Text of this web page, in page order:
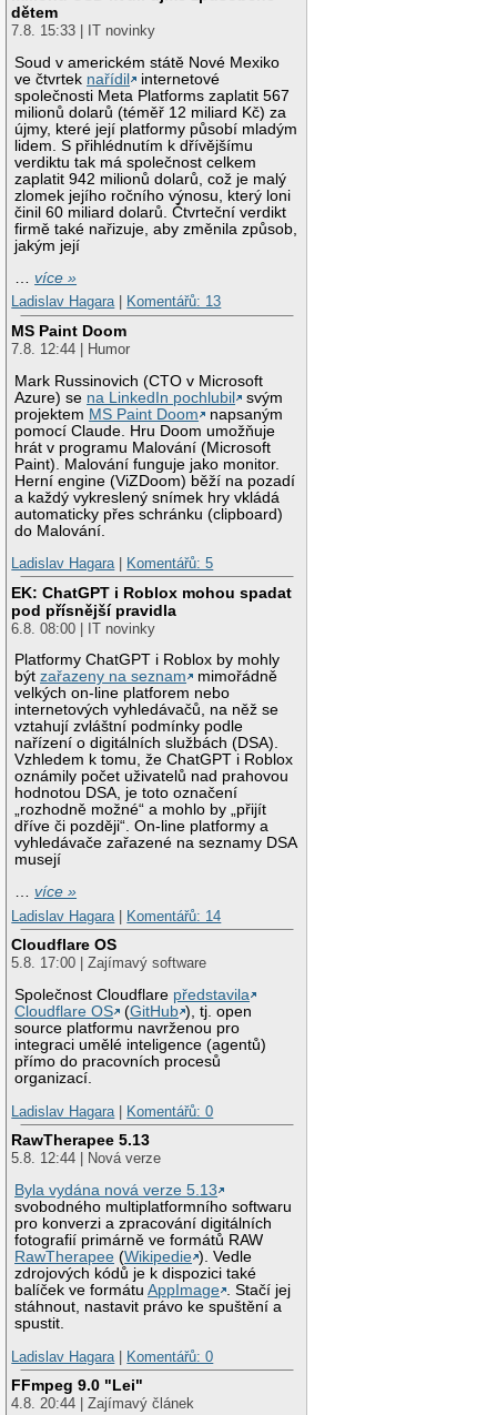
dětem
7.8. 15:33 | IT novinky
Soud v americkém státě Nové Mexiko
ve čtvrtek nařídil
internetové
společnosti Meta Platforms zaplatit 567
milionů dolarů (téměř 12 miliard Kč) za
újmy, které její platformy působí mladým
lidem. S přihlédnutím k dřívějšímu
verdiktu tak má společnost celkem
zaplatit 942 milionů dolarů, což je malý
zlomek jejího ročního výnosu, který loni
činil 60 miliard dolarů. Čtvrteční verdikt
firmě také nařizuje, aby změnila způsob,
jakým její
…více »
Ladislav Hagara| Komentářů: 13
MS Paint Doom
7.8. 12:44 | Humor
Mark Russinovich (CTO v Microsoft
Azure) se na LinkedIn pochlubil
svým
projektem MS Paint Doom
napsaným
pomocí Claude. Hru Doom umožňuje
hrát v programu Malování (Microsoft
Paint). Malování funguje jako monitor.
Herní engine (ViZDoom) běží na pozadí
a každý vykreslený snímek hry vkládá
automaticky přes schránku (clipboard)
do Malování.
Ladislav Hagara| Komentářů: 5
EK: ChatGPT i Roblox mohou spadat
pod přísnější pravidla
6.8. 08:00 | IT novinky
Platformy ChatGPT i Roblox by mohly
býtzařazeny na seznam
mimořádně
velkých on-line platforem nebo
internetových vyhledávačů, na něž se
vztahují zvláštní podmínky podle
nařízení o digitálních službách (DSA).
Vzhledem k tomu, že ChatGPT i Roblox
oznámily počet uživatelů nad prahovou
hodnotou DSA, je toto označení
„rozhodně možné“ a mohlo by „přijít
dříve či později“. On-line platformy a
vyhledávače zařazené na seznamy DSA
musejí
…více »
Ladislav Hagara | Komentářů: 14
Cloudflare OS
5.8. 17:00 | Zajímavý software
Společnost Cloudflare představila
Cloudflare OS
(GitHub ), tj. open
source platformu navrženou pro
integraci umělé inteligence (agentů)
přímo do pracovních procesů
organizací.
Ladislav Hagara | Komentářů: 0
RawTherapee 5.13
5.8. 12:44 | Nová verze
Byla vydána nová verze 5.13
svobodného multiplatformního softwaru
pro konverzi a zpracování digitálních
fotografií primárně ve formátů RAW
RawTherapee (Wikipedie ). Vedle
zdrojových kódů je k dispozici také
balíček ve formátuAppImage
. Stačí jej
stáhnout, nastavit právo ke spuštění a
spustit.
Ladislav Hagara | Komentářů: 0
FFmpeg 9.0 "Lei"
4.8. 20:44 | Zajímavý článek